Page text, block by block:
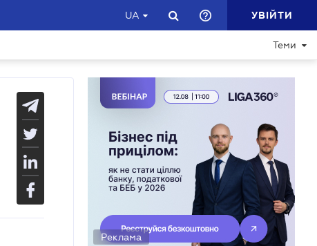
UA УВІЙТИ
Теми
Реклама